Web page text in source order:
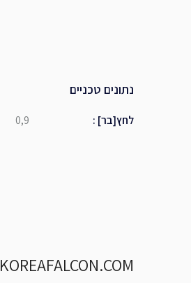
נתונים טכניים
0,9 : לחץ[בר]
KOREAFALCON.COM